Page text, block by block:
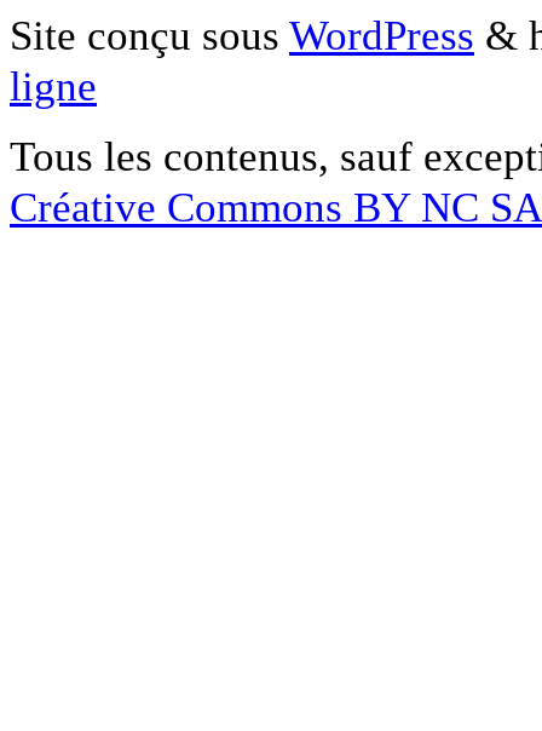
Site conçu sous WordPress &
ligne
Tous les contenus, sauf
Créative Commons BY NC SA